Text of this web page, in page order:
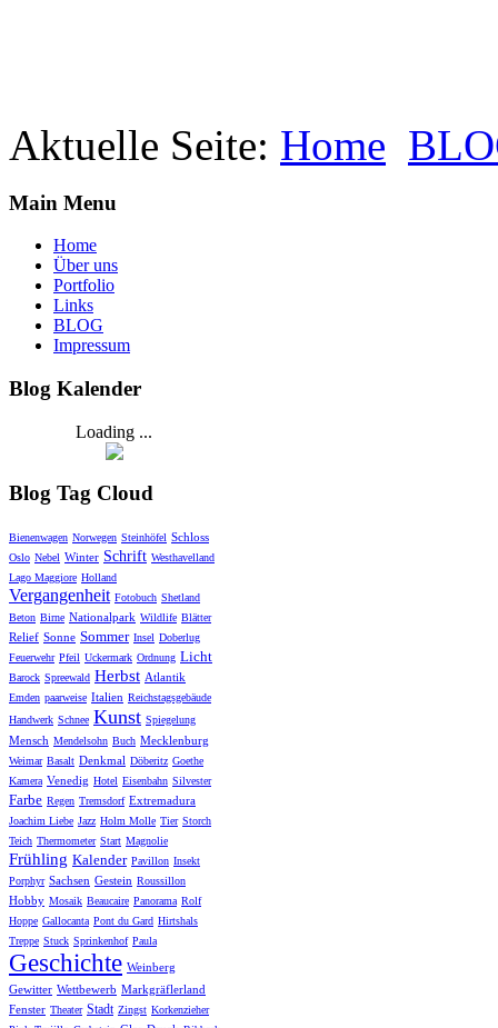
Aktuelle Seite: Home
Main Menu
Home
Über uns
Portfolio
Links
BLOG
Impressum
Blog Kalender
Loading ...
Blog Tag Cloud
Bienenwagen Norwegen Steinhöfel Schloss
Oslo Nebel Winter Schrift Westhavelland
Lago Maggiore Holland
Vergangenheit Fotobuch Shetland
Beton Birne Nationalpark Wildlife Blätter
Relief Sonne Sommer Insel Doberlug
Feuerwehr Pfeil Uckermark Ordnung Licht
Barock Spreewald Herbst Atlantik
Emden paarweise Italien Reichstagsgebäude
Handwerk Schnee Kunst Spiegelung
Mensch Mendelsohn Buch Mecklenburg
Weimar Basalt Denkmal Döberitz Goethe
Kamera Venedig Hotel Eisenbahn Silvester
Farbe Regen Tremsdorf Extremadura
Joachim Liebe Jazz Holm Molle Tier Storch
Teich Thermometer Start Magnolie
Frühling Kalender Pavillon Insekt
Porphyr Sachsen Gestein Roussillon
Hobby Mosaik Beaucaire Panorama Rolf
Hoppe Gallocanta Pont du Gard Hirtshals
Treppe Stuck Sprinkenhof Paula
Geschichte Weinberg
Gewitter Wettbewerb Markgräflerland
Fenster Theater Stadt Zingst Korkenzieher